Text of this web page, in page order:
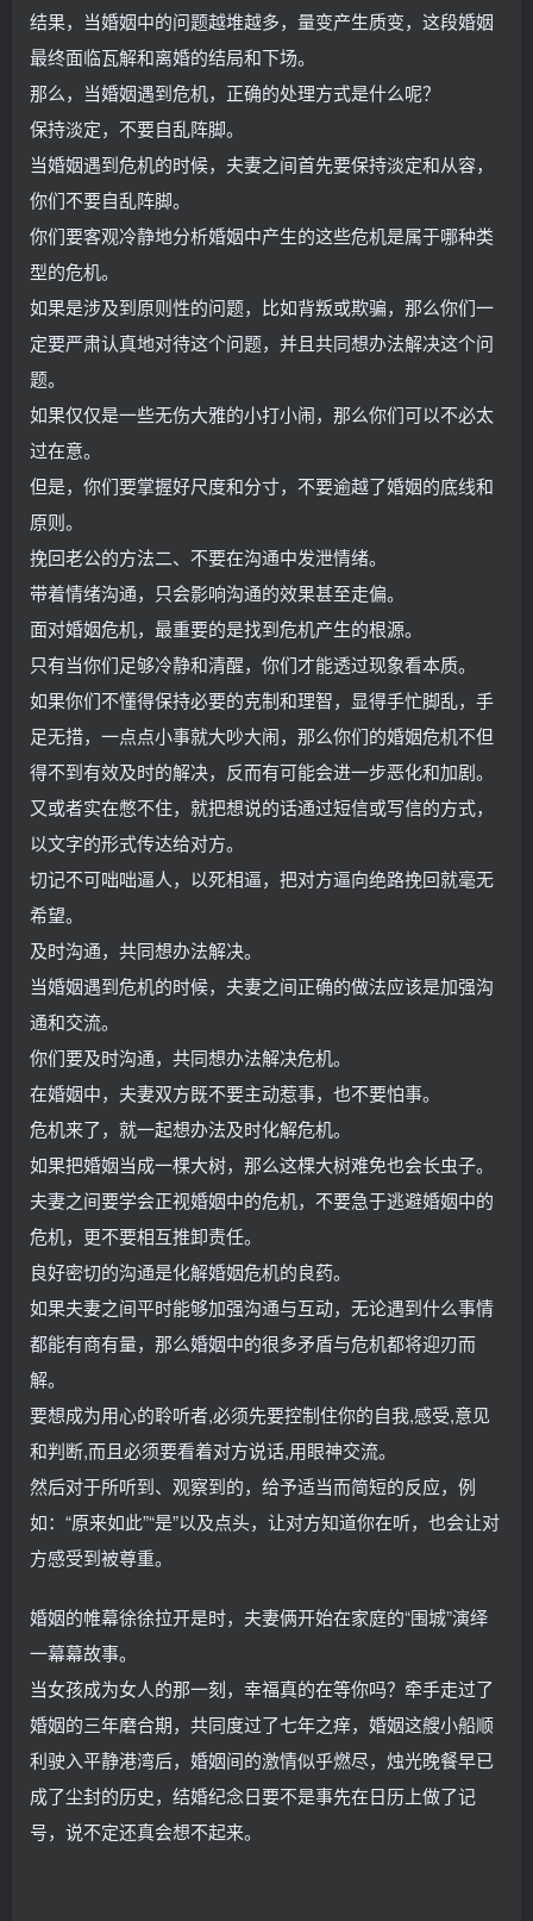
结果，当婚姻中的问题越堆越多，量变产生质变，这段婚姻
最终面临瓦解和离婚的结局和下场。
那么，当婚姻遇到危机，正确的处理方式是什么呢？
保持淡定，不要自乱阵脚。
当婚姻遇到危机的时候，夫妻之间首先要保持淡定和从容，
你们不要自乱阵脚。
你们要客观冷静地分析婚姻中产生的这些危机是属于哪种类
型的危机。
如果是涉及到原则性的问题，比如背叛或欺骗，那么你们一
定要严肃认真地对待这个问题，并且共同想办法解决这个问
题。
如果仅仅是一些无伤大雅的小打小闹，那么你们可以不必太
过在意。
但是，你们要掌握好尺度和分寸，不要逾越了婚姻的底线和
原则。
挽回老公的方法二、不要在沟通中发泄情绪。
带着情绪沟通，只会影响沟通的效果甚至走偏。
面对婚姻危机，最重要的是找到危机产生的根源。
只有当你们足够冷静和清醒，你们才能透过现象看本质。
如果你们不懂得保持必要的克制和理智，显得手忙脚乱，手
足无措，一点点小事就大吵大闹，那么你们的婚姻危机不但
得不到有效及时的解决，反而有可能会进一步恶化和加剧。
又或者实在憋不住，就把想说的话通过短信或写信的方式，
以文字的形式传达给对方。
切记不可咄咄逼人，以死相逼，把对方逼向绝路挽回就毫无
希望。
及时沟通，共同想办法解决。
当婚姻遇到危机的时候，夫妻之间正确的做法应该是加强沟
通和交流。
你们要及时沟通，共同想办法解决危机。
在婚姻中，夫妻双方既不要主动惹事，也不要怕事。
危机来了，就一起想办法及时化解危机。
如果把婚姻当成一棵大树，那么这棵大树难免也会长虫子。
夫妻之间要学会正视婚姻中的危机，不要急于逃避婚姻中的
危机，更不要相互推卸责任。
良好密切的沟通是化解婚姻危机的良药。
如果夫妻之间平时能够加强沟通与互动，无论遇到什么事情
都能有商有量，那么婚姻中的很多矛盾与危机都将迎刃而
解。
要想成为用心的聆听者,必须先要控制住你的自我,感受,意见
和判断,而且必须要看着对方说话,用眼神交流。
然后对于所听到、观察到的，给予适当而简短的反应，例
如：“原来如此”“是”以及点头，让对方知道你在听，也会让对
方感受到被尊重。
婚姻的帷幕徐徐拉开是时，夫妻俩开始在家庭的“围城”演绎
一幕幕故事。
当女孩成为女人的那一刻，幸福真的在等你吗？牵手走过了
婚姻的三年磨合期，共同度过了七年之痒，婚姻这艘小船顺
利驶入平静港湾后，婚姻间的激情似乎燃尽，烛光晚餐早已
成了尘封的历史，结婚纪念日要不是事先在日历上做了记
号，说不定还真会想不起来。